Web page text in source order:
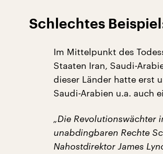
Schlechtes
Im Mittelpunkt des
Staaten Iran, Saudi-
dieser Länder hatte erst
Saudi-Arabien u.a. auch
„Die Revolutionswächter
unabdingbaren Rechte
Nahostdirektor James